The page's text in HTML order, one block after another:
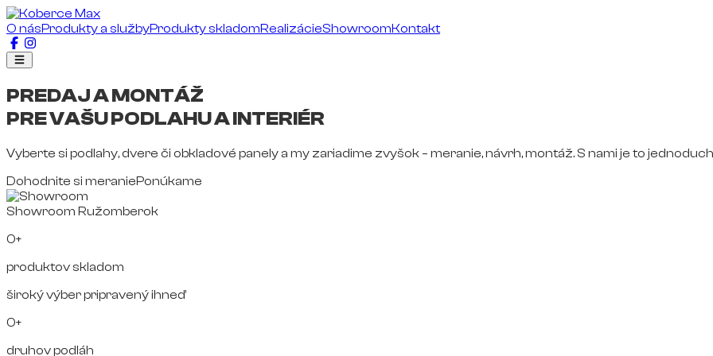
O násProdukty a službyProdukty skladomRealizácieShowroomKontakt
PREDAJ A MONTÁŽ
PRE VAŠU PODLAHU A INTERIÉR
Vyberte si podlahy, dvere či obkladové panely a my zariadime zvyšok – meranie, návrh, montáž. S nami je to
Dohodnite si meraniePonúkame
Showroom Ružomberok
0+
produktov skladom
široký výber pripravený ihneď
0+
druhov podláh